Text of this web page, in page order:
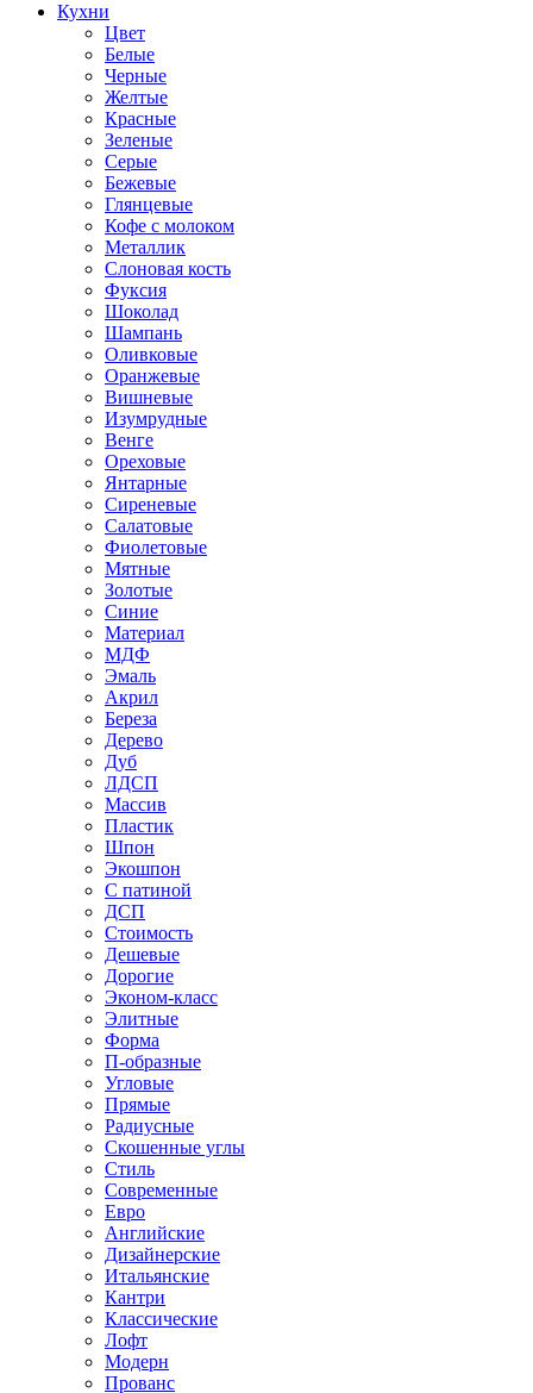
Кухни
Цвет
Белые
Черные
Желтые
Красные
Зеленые
Серые
Бежевые
Глянцевые
Кофе с молоком
Металлик
Слоновая кость
Фуксия
Шоколад
Шампань
Оливковые
Оранжевые
Вишневые
Изумрудные
Венге
Ореховые
Янтарные
Сиреневые
Салатовые
Фиолетовые
Мятные
Золотые
Синие
Материал
МДФ
Эмаль
Акрил
Береза
Дерево
Дуб
ЛДСП
Массив
Пластик
Шпон
Экошпон
С патиной
ДСП
Стоимость
Дешевые
Дорогие
Эконом-класс
Элитные
Форма
П-образные
Угловые
Прямые
Радиусные
Скошенные углы
Стиль
Современные
Евро
Английские
Дизайнерские
Итальянские
Кантри
Классические
Лофт
Модерн
Прованс